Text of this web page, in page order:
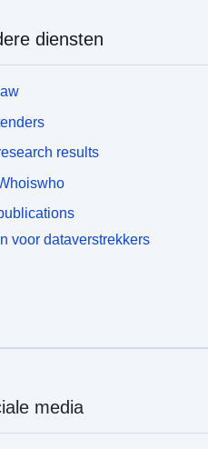
diensten
results
voor dataverstrekkers
media